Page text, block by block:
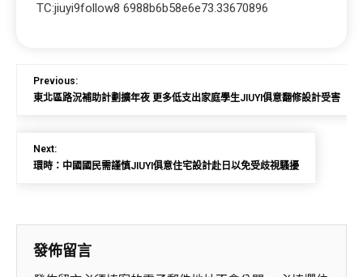
TC:jiuyi9follow8 6988b6b58e6e73.33670896
Previous:
東北區路況補助計劃擴年夜 更多低支出家庭學生JIUYI俱意翻修設計受害
Next:
環時：中國國民需謹慎JIUYI俱意住宅設計赴日以免受歧視騷擾
發佈留言